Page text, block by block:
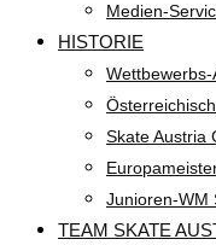
Medien-
HISTORIE
Wettbewerbs-
Skate Austria
Junioren-WM
TEAM SKATE